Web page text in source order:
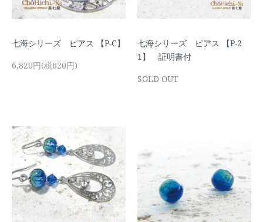
七海シリーズ ピアス 【P-C】
6,820円(税620円)
七海シリーズ ピアス 【P-2
1】 証明書付
SOLD OUT